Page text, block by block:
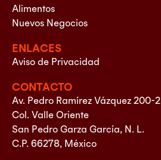
Alimentos
Nuevos Negocios
ENLACES
Aviso de Privacidad
CONTACTO
Av. Pedro Ramírez Vázquez 200-2
Col. Valle Oriente
San Pedro Garza García, N. L.
C.P. 66278, México